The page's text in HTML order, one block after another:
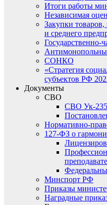
Итоги работы
Независимая
Закупки товаров,
и среднего
Государственно-
СОНКО
«Стратегия
субъектов РФ
Документы
СВО
СВО Ук-235
Нормативно-
127-ФЗ о
Минспорт РФ
Приказы
Наградные